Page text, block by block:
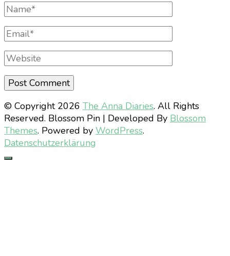
Full
Name
Email
Website
© Copyright 2026 The Anna Diaries. All Rights
Reserved. Blossom Pin | Developed By Blossom
Themes. Powered by WordPress.
Datenschutzerklärung